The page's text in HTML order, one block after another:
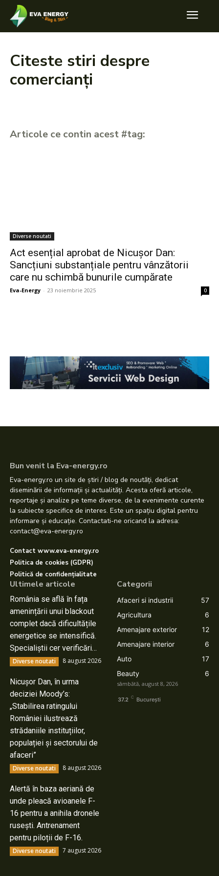
Citeste stiri despre
comercianți
Articole ce contin acest #tag:
Diverse noutati
Act esențial aprobat de Nicușor Dan:
Sancțiuni substanțiale pentru vânzătorii
care nu schimbă bunurile cumpărate
Eva-Energy - 23 noiembrie 2025 0
Bun venit la Eva-energy.ro
Eva-energy.ro un site de știri / blog de noutăți, dedicat
diseminării de informații și actualități. Acesta oferă articole,
reportaje și analize pe teme diverse, de la evenimente curente
la subiecte specifice de interes. Este un spațiu digital pentru
informare și educație. Contactati-ne oricand la adresa:
contact@eva-energy.ro
Contact www.eva-energy.ro
Politica de cookies (GDPR)
Politică de confidențialitate
Ultimele articole
România se află în fața
amenințării unui blackout
complet dacă dificultățile
energetice se intensifică.
Specialiștii cer verificări…
Diverse noutati 8 august 2026
Nicușor Dan, în urma
deciziei Moody’s:
„Stabilirea ratingului
României ilustrează
strădaniile instituțiilor,
populației și sectorului de
afaceri”
Diverse noutati 8 august 2026
Alertă în baza aeriană de
unde pleacă avioanele F-
16 pentru a anihila dronele
rusești. Antrenament
pentru piloții de F-16.
Diverse noutati 7 august 2026
Categorii
Afaceri si industrii
57
Agricultura
6
Amenajare exterior
12
Amenajare interior
6
Auto
17
Beauty
6
sâmbătă, august 8, 2026
37.2 C București